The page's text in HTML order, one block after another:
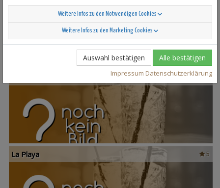
5
0%
5
La Playa
Weitere Infos zu den Notwendigen Cookies
Weitere Infos zu den Marketing Cookies
Auswahl bestätigen Alle bestätigen
Impressum Datenschutzerklärung